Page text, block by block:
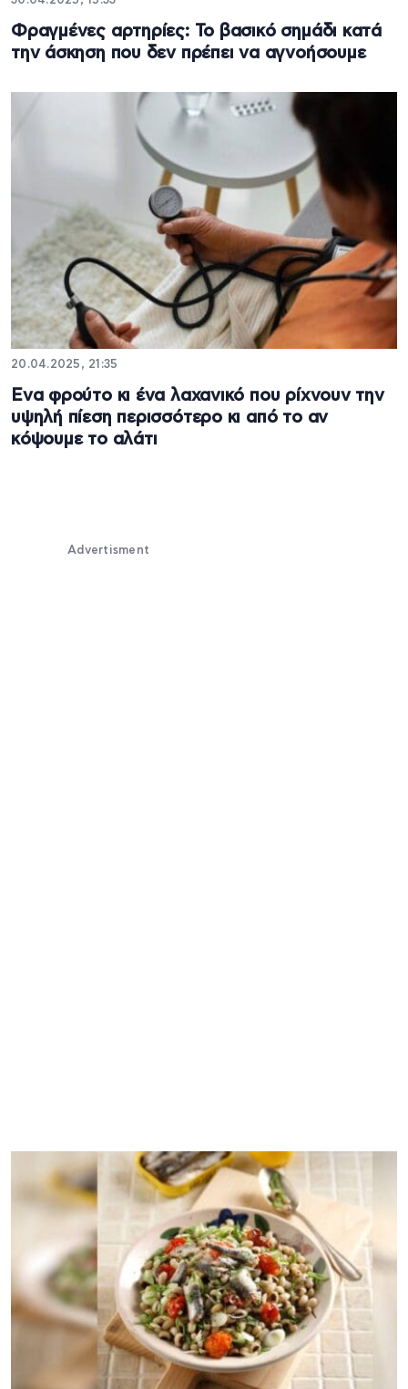
Φραγμένες αρτηρίες: Το βασικό σημάδι κατά
την άσκηση που δεν πρέπει να αγνοήσουμε
20.04.2025, 21:35
Ενα φρούτο κι ένα λαχανικό που ρίχνουν την
υψηλή πίεση περισσότερο κι από το αν
κόψουμε το αλάτι
Advertisment